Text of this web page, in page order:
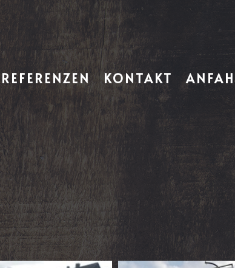
REFERENZEN KONTAKT